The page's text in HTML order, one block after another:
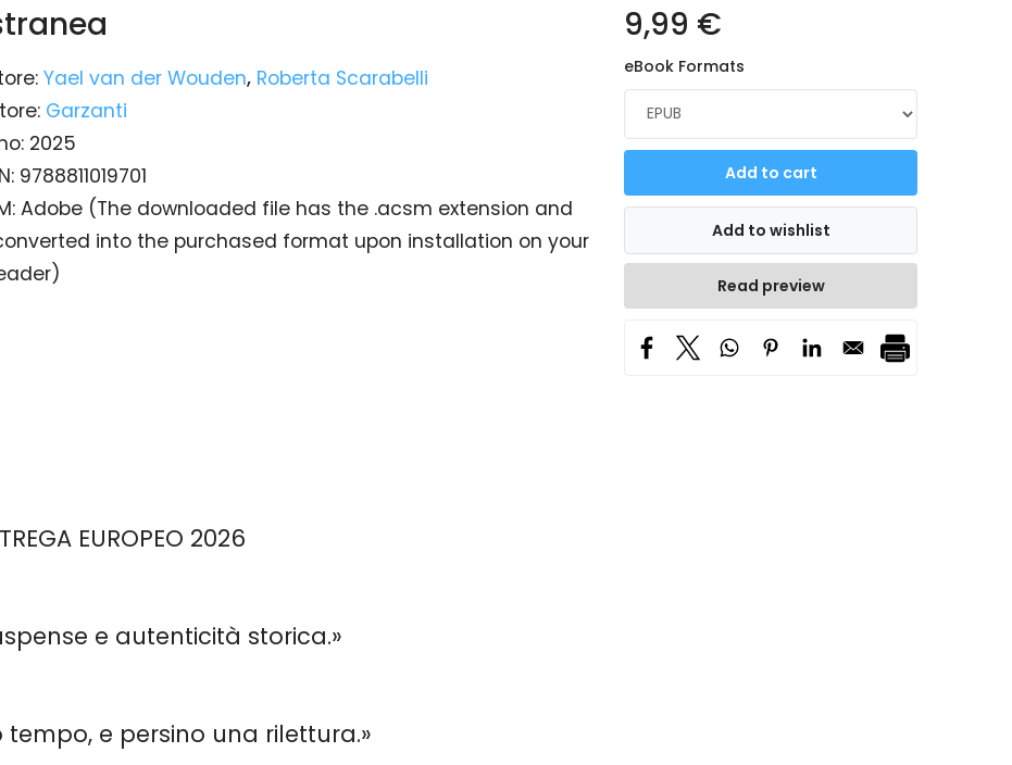
Yael van der Wouden, Roberta Scarabelli
Garzanti
2025
9788811019701
Adobe (The downloaded file has the .acsm extension and
into the purchased format upon installation on your
9,99 €
eBook Formats
Read preview
EUROPEO 2026
e autenticità storica.»
e persino una rilettura.»